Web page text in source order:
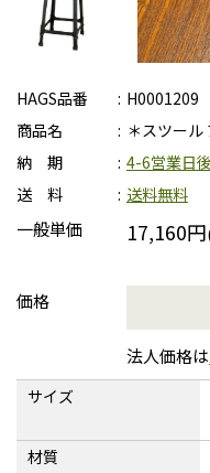
HAGS品番
H0001209
商品名
＊スツール
納 期
4-6営業日後
送 料
送料無料
一般単価 17,160円
価格
法人価格は
サイズ
材質